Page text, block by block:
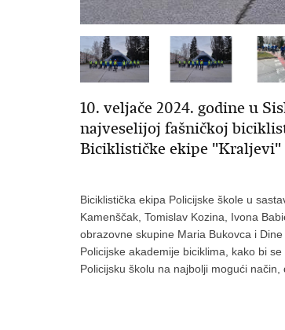
10. veljače 2024. godine u
najveselijoj fašničkoj
Biciklističke ekipe "Kraljevi"
Biciklistička ekipa Policijske škole u
Kamenščak, Tomislav Kozina, Ivona
obrazovne skupine Maria Bukovca i
Policijske akademije biciklima, kako bi
Policijsku školu na najbolji mogući